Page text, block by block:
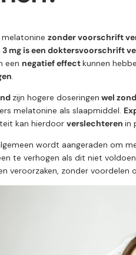
melatonine zonder voorschrift
3 mg is een doktersvoorschrift
een negatief effectkunnen
.
zijn hogere doseringen wel
melatonine als slaapmiddel.
kan hierdoor verslechteren in
wordt aangeraden om
te verhogen als dit niet
veroorzaken, zonder voordelen